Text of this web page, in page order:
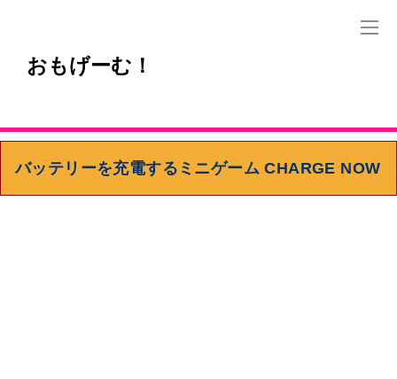
おもげーむ！
バッテリーを充電するミニゲーム CHARGE NOW